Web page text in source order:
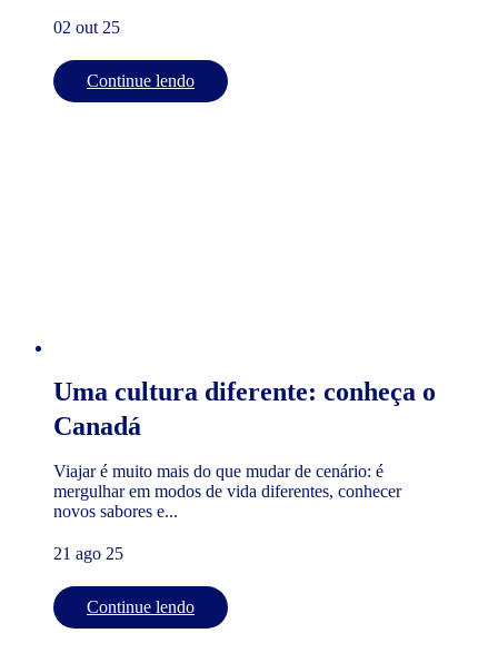
02 out 25
Continue lendo
Uma cultura diferente: conheça o
Canadá
Viajar é muito mais do que mudar de cenário: é
mergulhar em modos de vida diferentes, conhecer
novos sabores e...
21 ago 25
Continue lendo